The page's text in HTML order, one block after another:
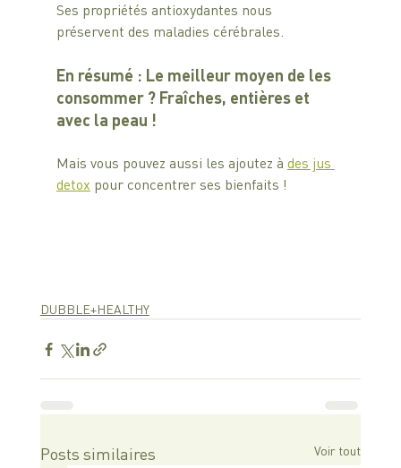
Ses propriétés antioxydantes nous
préservent des maladies cérébrales.
En résumé : Le meilleur moyen de les
consommer ? Fraîches, entières et
avec la peau !
Mais vous pouvez aussi les ajoutez à des jus
detox pour concentrer ses bienfaits !
DUBBLE+HEALTHY
Posts similaires Voir tout